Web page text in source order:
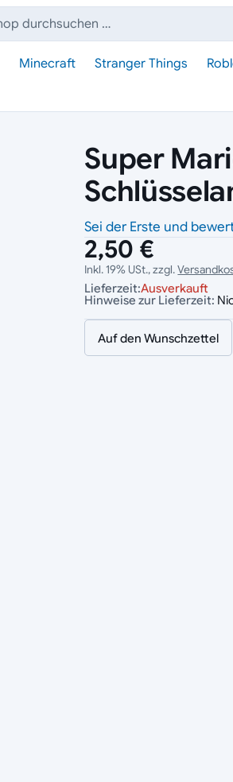
Minecraft Stranger Things
Super
Sei der Erste und
2,50 €
Inkl. 19% USt., zzgl.
Lieferzeit:Ausverkauft
Hinweise zur Lieferzeit:
Auf den Wunschzettel